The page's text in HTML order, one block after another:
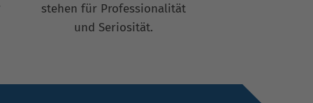
stehen für Professionalität
und Seriosität.